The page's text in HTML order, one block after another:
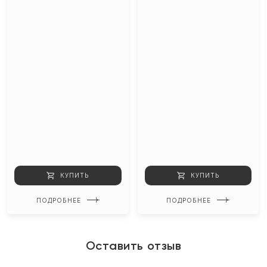
КУПИТЬ
ПОДРОБНЕЕ
КУПИТЬ
ПОДРОБНЕЕ
Оставить отзыв